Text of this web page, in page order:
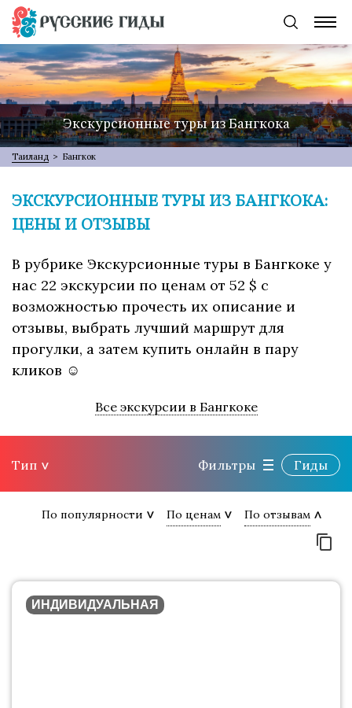
Экскурсионные туры из Бангкока
Таиланд > Бангкок
ЭКСКУРСИОННЫЕ ТУРЫ ИЗ БАНГКОКА:
ЦЕНЫ И ОТЗЫВЫ
В рубрике Экскурсионные туры в Бангкоке у
нас 22 экскурсии по ценам от 52 $ с
возможностью прочесть их описание и
отзывы, выбрать лучший маршрут для
прогулки, а затем купить онлайн в пару
кликов ☺
Все экскурсии в Бангкоке
Тип Фильтры Гиды
По популярности По ценам По отзывам
ИНДИВИДУАЛЬНАЯ